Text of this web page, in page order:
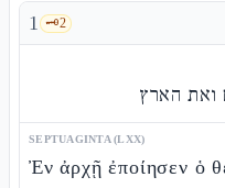
1 🗝️2
ואת הארץ
SEPTUAGINTA (LXX)
Ἐν ἀρχῇ ἐποίησεν ὁ